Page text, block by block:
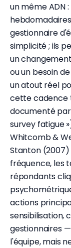
un même ADN
gestionnaire
simplicité ; ils
un
ou un besoin
un atout réel
cette cadence
documenté par
survey fatigue
Whitcomb &
Stanton
fréquence, les
répondants
actions
sensibilisation,
gestionnaires
l'équipe, mais